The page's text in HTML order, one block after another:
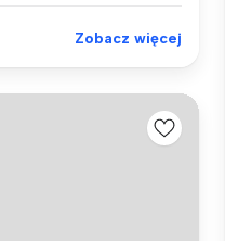
Zobacz więcej